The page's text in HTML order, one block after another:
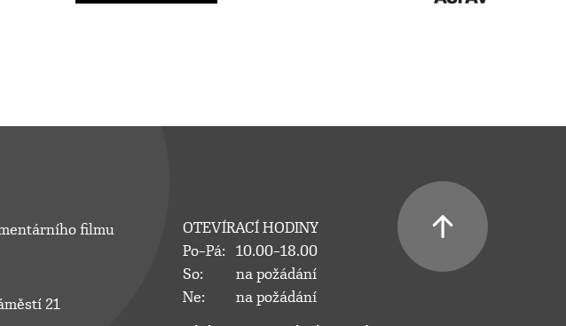
filmu
21
OTEVÍRACÍ HODINY
Po–Pá:
10.00–18.00
So:
na požádání
Ne:
na požádání